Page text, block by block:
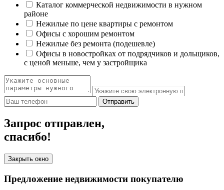
Каталог коммерческой недвижимости в нужном
районе
Нежилые по цене квартиры с ремонтом
Офисы с хорошим ремонтом
Нежилые без ремонта (подешевле)
Офисы в новостройках от подрядчиков и дольщиков,
с ценой меньше, чем у застройщика
Отправить
Запрос отправлен,
спасибо!
Закрыть окно
Предложение недвижимости покупателю